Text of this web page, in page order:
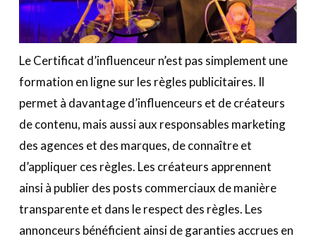
Le Certificat d’influenceur n’est pas simplement une
formation en ligne sur les règles publicitaires. Il
permet à davantage d’influenceurs et de créateurs
de contenu, mais aussi aux responsables marketing
des agences et des marques, de connaître et
d’appliquer ces règles. Les créateurs apprennent
ainsi à publier des posts commerciaux de manière
transparente et dans le respect des règles. Les
annonceurs bénéficient ainsi de garanties accrues en